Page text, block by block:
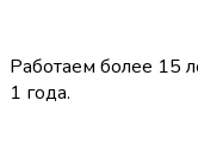
Работаем более 15
1 года.